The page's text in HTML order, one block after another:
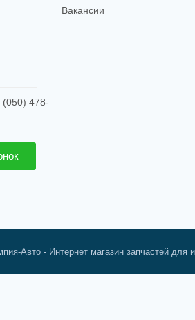
Вакансии
(050) 478-
Авто - Интернет магазин запчастей для